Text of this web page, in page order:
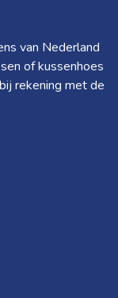
van Nederland
of kussenhoes
rekening met de